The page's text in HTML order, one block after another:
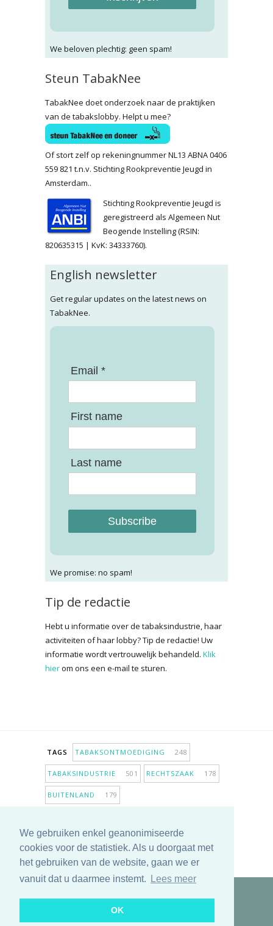
We gebruiken enkel geanonimiseerde
cookies voor de statistiek. Als u doorgaat met
het gebruiken van de website, gaan we er
vanuit dat u daarmee instemt.
Lees meer
OK
We beloven plechtig: geen spam!
Steun TabakNee
TabakNee doet onderzoek naar de praktijken
van de tabakslobby. Helpt u mee?
Of stort zelf op rekeningnummer NL13 ABNA 0406
559 821 t.n.v. Stichting Rookpreventie Jeugd in
Amsterdam..
Stichting Rookpreventie Jeugd is
geregistreerd als Algemeen Nut
Beogende Instelling (RSIN:
820635315 | KvK: 34333760).
English newsletter
Get regular updates on the latest news on
TabakNee.
Email *
First name
Last name
Subscribe
We promise: no spam!
Tip de redactie
Hebt u informatie over de tabaksindustrie, haar
activiteiten of haar lobby? Tip de redactie! Uw
informatie wordt vertrouwelijk behandeld. Klik
hierom ons een e-mail te sturen.
TAGS TABAKSONTMOEDIGING 248
TABAKSINDUSTRIE 501 RECHTSZAAK 178
BUITENLAND 179
ANTIROOKBELEID306 ONDERZOEK
MEER TAGS TONEN
Copyright © 2025 TabakNee - Rookpreventie Jeugd